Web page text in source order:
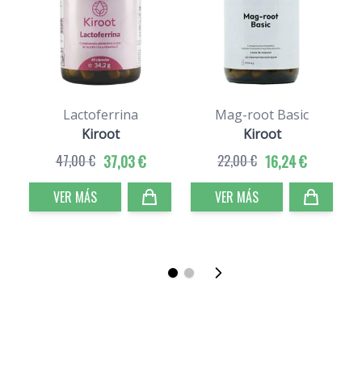
Lactoferrina
Kiroot
37,03 €
47,00 €
VER MÁS
Mag-root Basic
Kiroot
16,24 €
22,00 €
VER MÁS